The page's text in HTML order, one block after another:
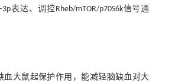
表达、调控Rheb/mTOR/p70S6k信号通
血大鼠起保护作用，能减轻脑缺血对大